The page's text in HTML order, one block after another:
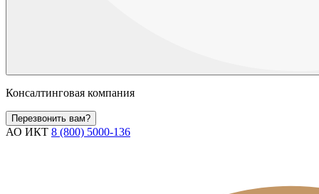
Консалтинговая компания
Перезвонить вам?
АО ИКТ 8 (800) 5000-136